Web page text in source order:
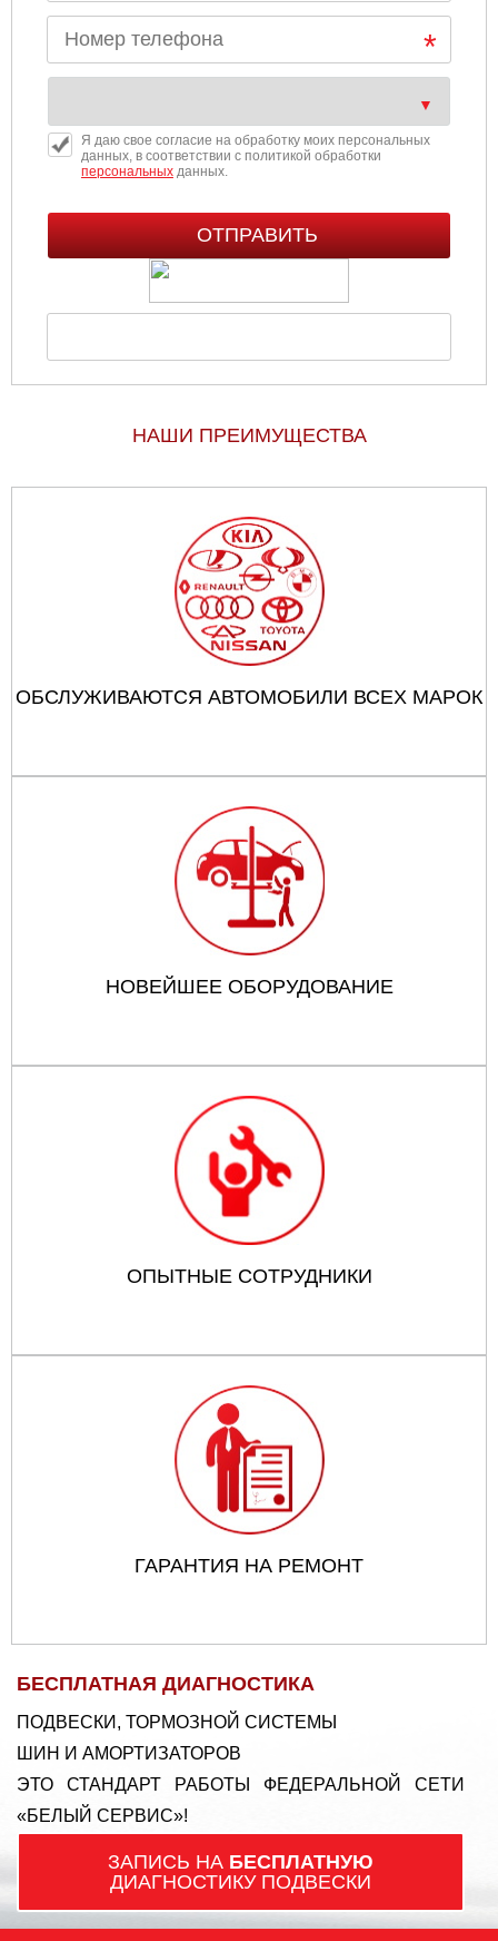
Я даю свое согласие на обработку моих персональных
данных, в соответствии с политикой обработки
персональныхданных.
НАШИ ПРЕИМУЩЕСТВА
ОБСЛУЖИВАЮТСЯ АВТОМОБИЛИ ВСЕХ МАРОК
НОВЕЙШЕЕ ОБОРУДОВАНИЕ
ОПЫТНЫЕ СОТРУДНИКИ
ГАРАНТИЯ НА РЕМОНТ
БЕСПЛАТНАЯ ДИАГНОСТИКА
ПОДВЕСКИ, ТОРМОЗНОЙ СИСТЕМЫ
ШИН И АМОРТИЗАТОРОВ
ЭТО СТАНДАРТ РАБОТЫ ФЕДЕРАЛЬНОЙ СЕТИ
«БЕЛЫЙ СЕРВИС»!
ЗАПИСЬ НА БЕСПЛАТНУЮ
ДИАГНОСТИКУ ПОДВЕСКИ